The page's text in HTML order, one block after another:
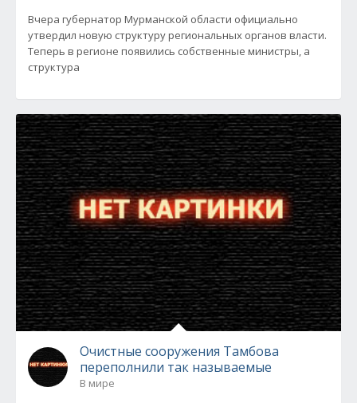
Вчера губернатор Мурманской области официально
утвердил новую структуру региональных органов власти.
Теперь в регионе появились собственные министры, а
структура
Очистные сооружения Тамбова
переполнили так называемые
В мире